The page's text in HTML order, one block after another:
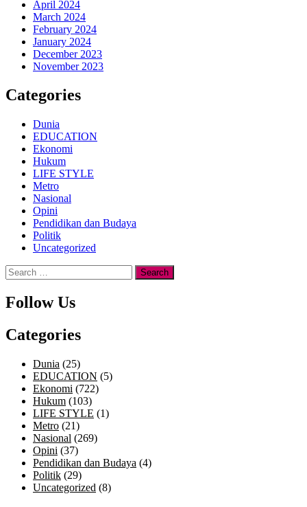
April 2024
March 2024
February 2024
January 2024
December 2023
November 2023
Categories
Dunia
EDUCATION
Ekonomi
Hukum
LIFE STYLE
Metro
Nasional
Opini
Pendidikan dan Budaya
Politik
Uncategorized
Search
for:
Follow Us
Categories
Dunia (25)
EDUCATION (5)
Ekonomi (722)
Hukum (103)
LIFE STYLE (1)
Metro (21)
Nasional (269)
Opini (37)
Pendidikan dan Budaya (4)
Politik (29)
Uncategorized (8)